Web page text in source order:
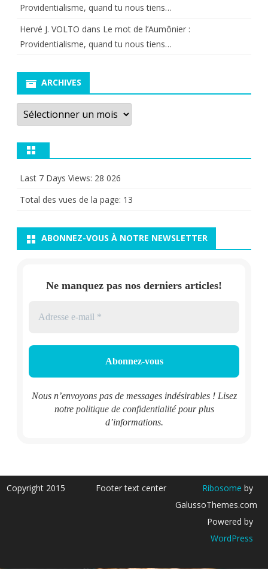
Providentialisme, quand tu nous tiens…
Hervé J. VOLTO dans Le mot de l’Aumônier :
Providentialisme, quand tu nous tiens…
ARCHIVES
Archives
Last 7 Days Views: 28 026
Total des vues de la page: 13
ABONNEZ-VOUS À NOTRE NEWSLETTER
Ne manquez pas nos derniers articles!
Nous n’envoyons pas de messages indésirables ! Lisez
notre politique de confidentialitépour plus
d’informations.
Copyright 2015 Footer text center Ribosome by
GalussoThemes.com
Powered by
WordPress